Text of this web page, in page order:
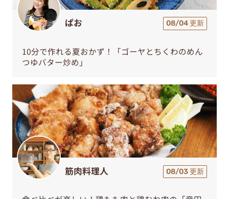
ぱお 08/04 更新
10分で作れる夏おかず！「ゴーヤとちくわのめん
つゆバター炒め」
筋肉料理人 08/03 更新